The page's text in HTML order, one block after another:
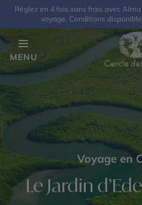
Réglez en 4 fois sans frais avec
voyage. Conditions
MENU
Voyage en
Le Jardin